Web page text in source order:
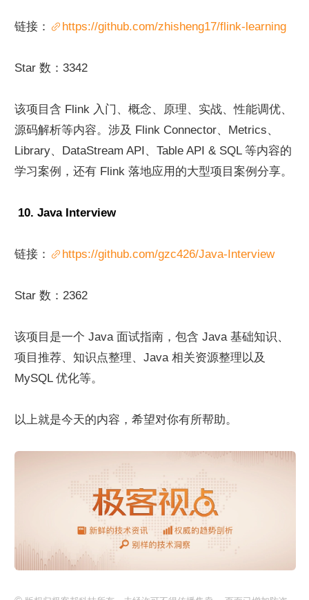
链接： https://github.com/zhisheng17/flink-learning
Star 数：3342
该项目含 Flink 入门、概念、原理、实战、性能调优、
源码解析等内容。涉及 Flink Connector、Metrics、
Library、DataStream API、Table API & SQL 等内容的
学习案例，还有 Flink 落地应用的大型项目案例分享。
10. Java Interview
链接： https://github.com/gzc426/Java-Interview
Star 数：2362
该项目是一个 Java 面试指南，包含 Java 基础知识、
项目推荐、知识点整理、Java 相关资源整理以及
MySQL 优化等。
以上就是今天的内容，希望对你有所帮助。